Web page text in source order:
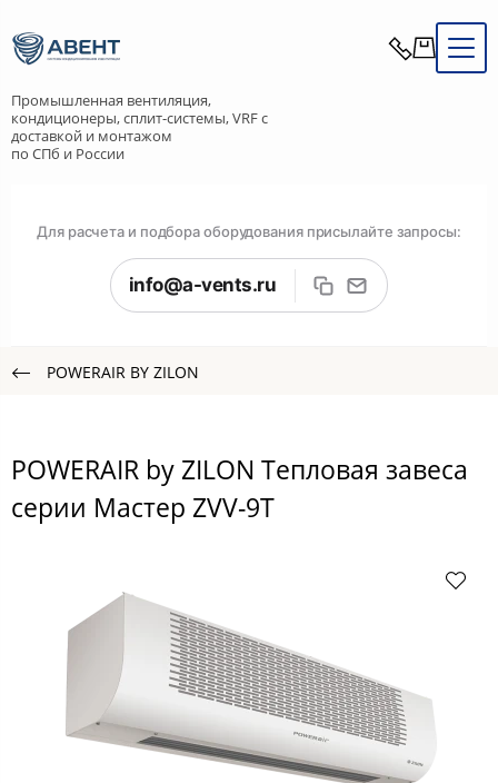
Промышленная вентиляция,
кондиционеры, сплит-системы, VRF с
доставкой и монтажом
по СПб и России
Для расчета и подбора оборудования присылайте запросы:
info@a-vents.ru
POWERAIR BY ZILON
POWERAIR by ZILON Тепловая завеса
серии Мастер ZVV-9T